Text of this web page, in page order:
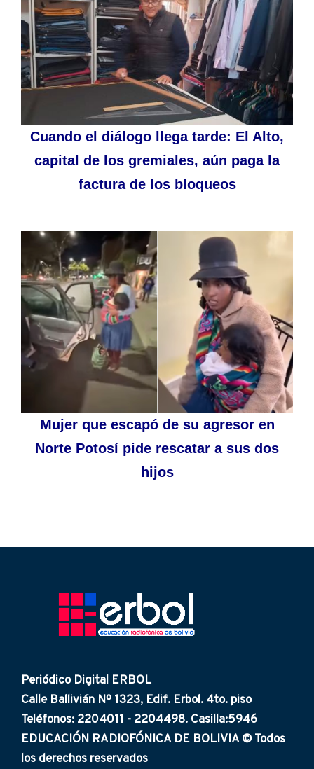
Cuando el diálogo llega tarde: El Alto,
capital de los gremiales, aún paga la
factura de los bloqueos
Mujer que escapó de su agresor en
Norte Potosí pide rescatar a sus dos
hijos
Periódico Digital ERBOL
Calle Ballivián Nº 1323, Edif. Erbol. 4to. piso
Teléfonos: 2204011 - 2204498. Casilla:5946
EDUCACIÓN RADIOFÓNICA DE BOLIVIA © Todos
los derechos reservados